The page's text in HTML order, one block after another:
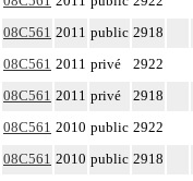
08C561 2011 public 2918
08C561 2011 privé 2922
08C561 2011 privé 2918
08C561 2010 public 2922
08C561 2010 public 2918